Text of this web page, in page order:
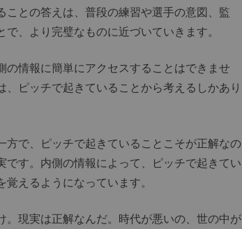
との答えは、普段の練習や選手の意図、監
、より完璧なものに近づいていきます。
情報に簡単にアクセスすることはできませ
ピッチで起きていることから考えるしかあり
で、ピッチで起きていることこそが正解なの
す。内側の情報によって、ピッチで起きてい
えるようになっています。
現実は正解なんだ。時代が悪いの、世の中が